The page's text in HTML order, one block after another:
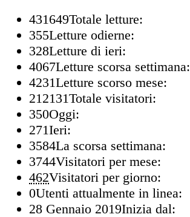
431649Totale letture:
355Letture odierne:
328Letture di ieri:
4067Letture scorsa settimana:
4231Letture scorso mese:
212131Totale visitatori:
350Oggi:
271Ieri:
3584La scorsa settimana:
3744Visitatori per mese:
462Visitatori per giorno:
0Utenti attualmente in linea:
28 Gennaio 2019Inizia dal: